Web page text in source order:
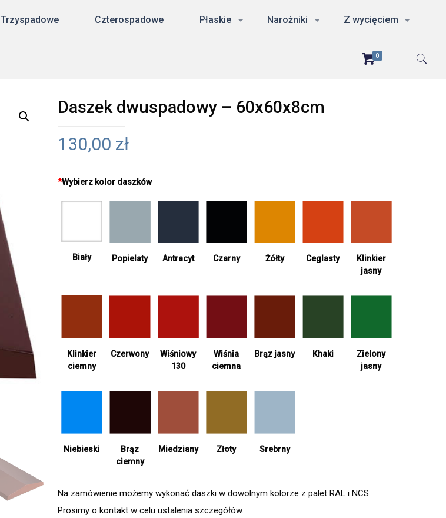
Trzyspadowe Czterospadowe Płaskie Narożniki Z wycięciem
0
Daszek dwuspadowy – 60x60x8cm
130,00 zł
*Wybierz kolor daszków
Biały Popielaty Antracyt Czarny Żółty Ceglasty
Klinkier
jasny
Klinkier
ciemny
Czerwony
Wiśniowy
130
Wiśnia
ciemna
Brąz jasny Khaki
Zielony
jasny
Niebieski
Brąz
ciemny
Miedziany Złoty Srebrny
Na zamówienie możemy wykonać daszki w dowolnym kolorze z palet RAL i NCS.
Prosimy o kontakt w celu ustalenia szczegółów.